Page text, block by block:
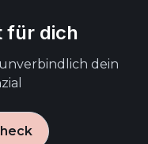
für dich
dein